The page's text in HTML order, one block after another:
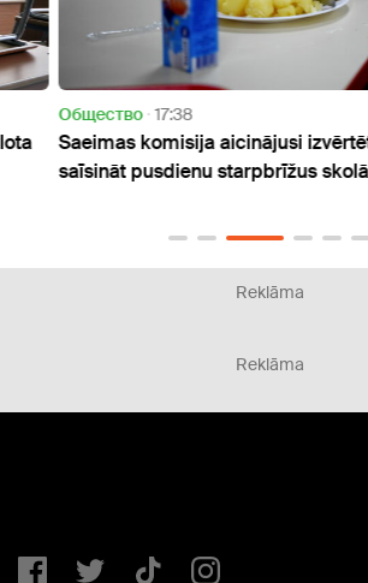
Oбщество 17:38
Saeimas komisija aicinājusi
saīsināt pusdienu starpbrīžus
Reklāma
Reklāma